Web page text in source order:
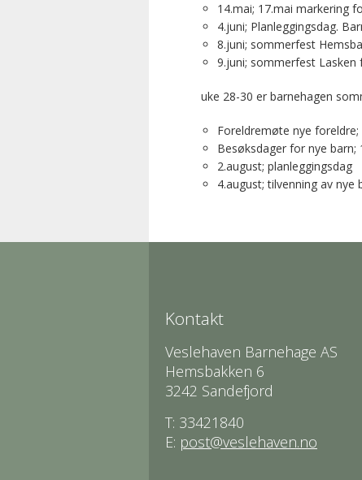
14.mai; 17.mai markering
4.juni; Planleggingsdag.
8.juni; sommerfest
9.juni; sommerfest Lasken
uke 28-30 er barnehagen
Foreldremøte nye foreldre;
Besøksdager for nye barn;
2.august; planleggingsdag
4.august; tilvenning av nye
Kontakt
Veslehaven Barnehage AS
Hemsbakken 6
3242 Sandefjord
T: 33421840
E: post@veslehaven.no